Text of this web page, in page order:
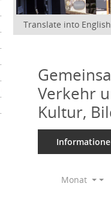
Translate into English
Verkehr
Kultur,
Monat